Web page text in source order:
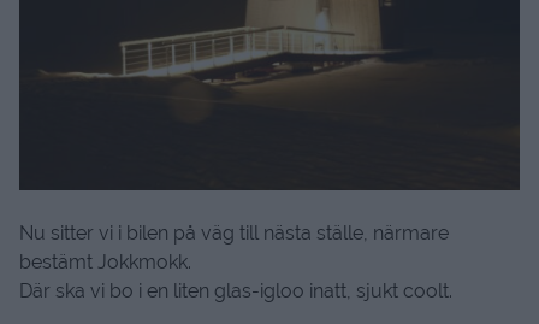
Nu sitter vi i bilen på väg till nästa ställe, närmare
bestämt Jokkmokk.
Där ska vi bo i en liten glas-igloo inatt, sjukt coolt.